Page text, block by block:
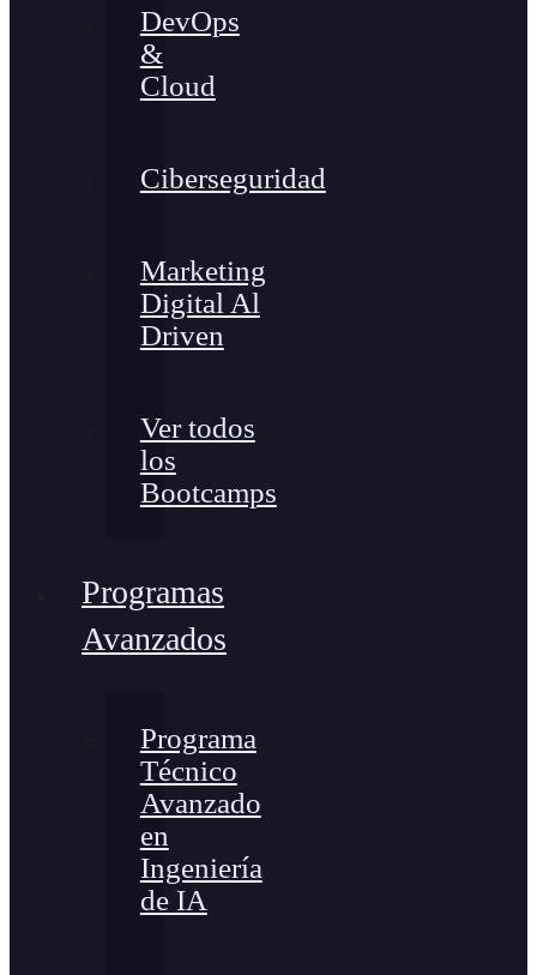
DevOps
&
Cloud
Ciberseguridad
Marketing
Digital Al
Driven
Ver todos
los
Bootcamps
Programas
Avanzados
Programa
Técnico
Avanzado
en
Ingeniería
de IA